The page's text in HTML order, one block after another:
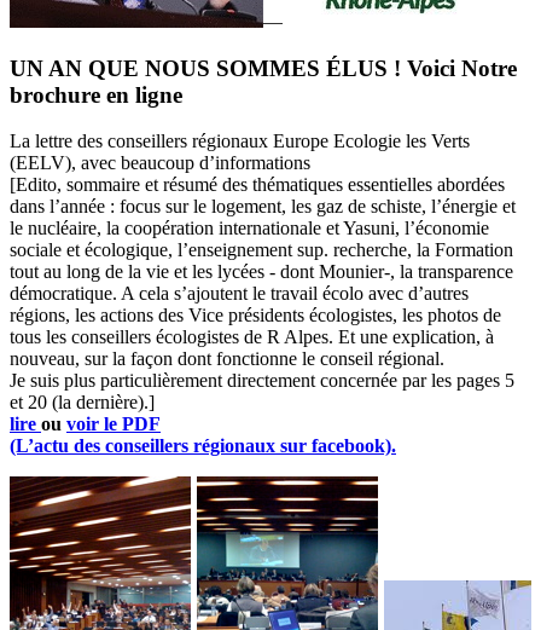
—
UN AN QUE NOUS SOMMES ÉLUS ! Voici Notre
brochure en ligne
La lettre des conseillers régionaux Europe Ecologie les Verts
(EELV), avec beaucoup d’informations
[Edito, sommaire et résumé des thématiques essentielles abordées
dans l’année : focus sur le logement, les gaz de schiste, l’énergie et
le nucléaire, la coopération internationale et Yasuni, l’économie
sociale et écologique, l’enseignement sup. recherche, la Formation
tout au long de la vie et les lycées - dont Mounier-, la transparence
démocratique. A cela s’ajoutent le travail écolo avec d’autres
régions, les actions des Vice présidents écologistes, les photos de
tous les conseillers écologistes de R Alpes. Et une explication, à
nouveau, sur la façon dont fonctionne le conseil régional.
Je suis plus particulièrement directement concernée par les pages 5
et 20 (la dernière).]
lire ou voir le PDF
(L’actu des conseillers régionaux sur facebook).